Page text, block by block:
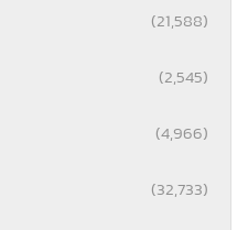
(21,588)
(2,545)
(4,966)
(32,733)